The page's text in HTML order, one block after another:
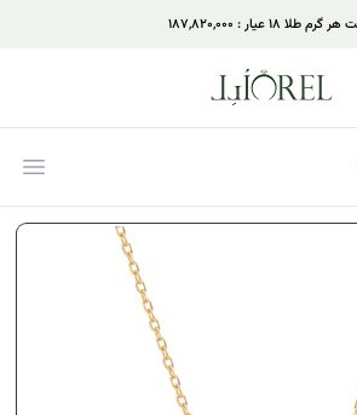
طلا ۱۸ عیار : ۱۸۷,۸۲۰,۰۰۰
سبد خرید